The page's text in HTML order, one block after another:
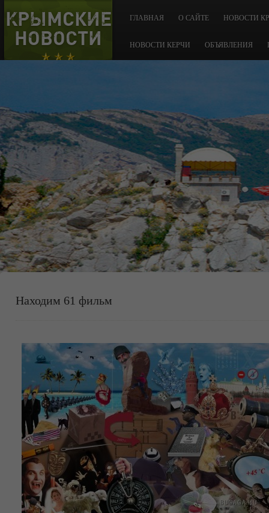
КРЫМСКИЕ
НОВОСТИ
ГЛАВНАЯ О САЙТЕ НОВОСТИ
НОВОСТИ КЕРЧИ ОБЪЯВЛЕНИЯ
Находим 61 фильм